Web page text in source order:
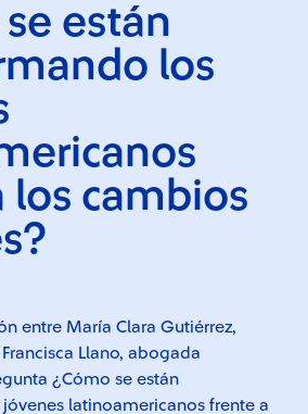
están
los
los cambios
entre María Clara Gutiérrez,
Llano, abogada
¿Cómo se están
latinoamericanos frente a